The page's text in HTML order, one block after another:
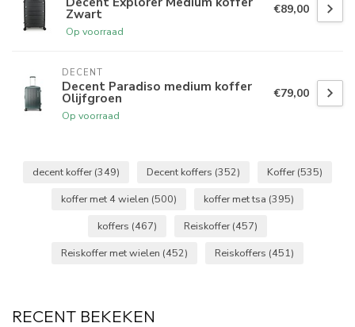
Zwart
Op voorraad
€89,00
DECENT
Decent Paradiso medium koffer
Olijfgroen
Op voorraad
€79,00
decent koffer (349) Decent koffers (352) Koffer (535)
koffer met 4 wielen (500) koffer met tsa (395)
koffers (467) Reiskoffer (457)
Reiskoffer met wielen (452) Reiskoffers (451)
RECENT BEKEKEN